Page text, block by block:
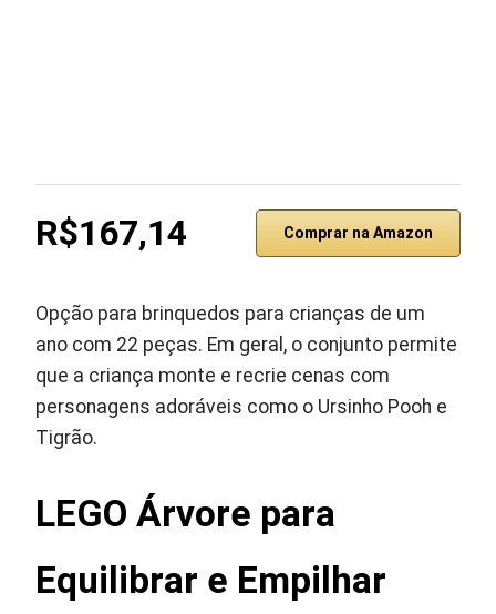
R$167,14 Comprar na Amazon
Opção para brinquedos para crianças de um
ano com 22 peças. Em geral, o conjunto permite
que a criança monte e recrie cenas com
personagens adoráveis como o Ursinho Pooh e
Tigrão.
LEGO Árvore para
Equilibrar e Empilhar